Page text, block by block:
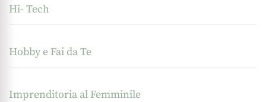
Hi- Tech
Hobby e Fai da Te
Imprenditoria al Femminile